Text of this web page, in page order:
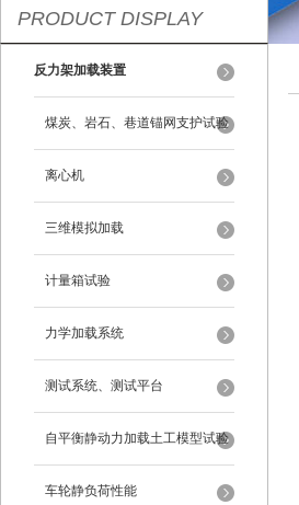
PRODUCT DISPLAY
反力架加载装置
煤炭、岩石、巷道锚网支护试验
离心机
三维模拟加载
计量箱试验
力学加载系统
测试系统、测试平台
自平衡静动力加载土工模型试验
系统
车轮静负荷性能